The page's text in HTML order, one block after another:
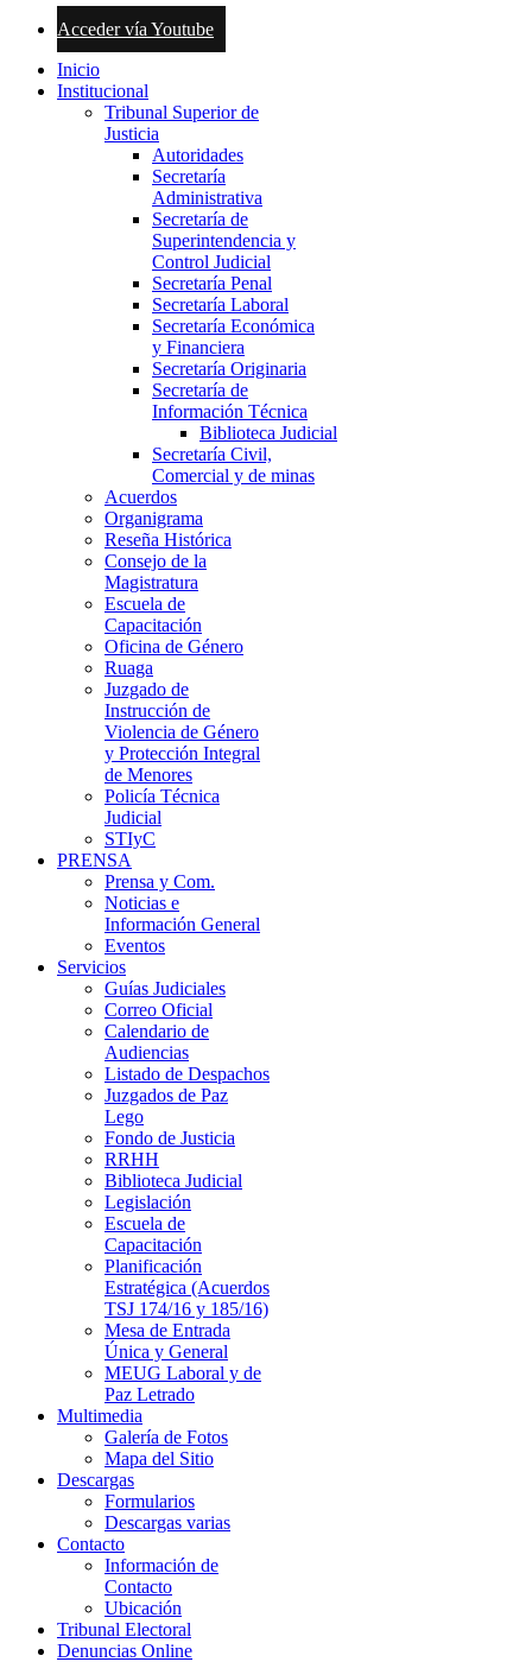
Acceder vía Youtube
Inicio
Institucional
Tribunal Superior de
Justicia
Autoridades
Secretaría
Administrativa
Secretaría de
Superintendencia y
Control Judicial
Secretaría Penal
Secretaría Laboral
Secretaría Económica
y Financiera
Secretaría Originaria
Secretaría de
Información Técnica
Biblioteca Judicial
Secretaría Civil,
Comercial y de minas
Acuerdos
Organigrama
Reseña Histórica
Consejo de la
Magistratura
Escuela de
Capacitación
Oficina de Género
Ruaga
Juzgado de
Instrucción de
Violencia de Género
y Protección Integral
de Menores
Policía Técnica
Judicial
STIyC
PRENSA
Prensa y Com.
Noticias e
Información General
Eventos
Servicios
Guías Judiciales
Correo Oficial
Calendario de
Audiencias
Listado de Despachos
Juzgados de Paz
Lego
Fondo de Justicia
RRHH
Biblioteca Judicial
Legislación
Escuela de
Capacitación
Planificación
Estratégica (Acuerdos
TSJ 174/16 y 185/16)
Mesa de Entrada
Única y General
MEUG Laboral y de
Paz Letrado
Multimedia
Galería de Fotos
Mapa del Sitio
Descargas
Formularios
Descargas varias
Contacto
Información de
Contacto
Ubicación
Tribunal Electoral
Denuncias Online